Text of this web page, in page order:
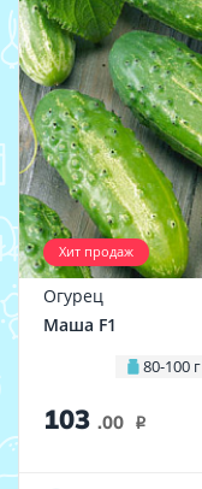
Хит продаж
Огурец
Маша F1
80-100 г
103 .00 i